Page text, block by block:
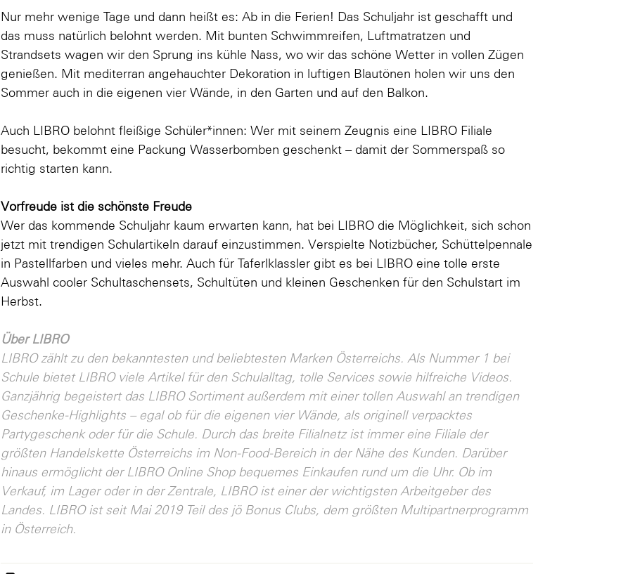
Nur mehr wenige Tage und dann heißt es: Ab in die Ferien! Das Schuljahr ist geschafft und
das muss natürlich belohnt werden. Mit bunten Schwimmreifen, Luftmatratzen und
Strandsets wagen wir den Sprung ins kühle Nass, wo wir das schöne Wetter in vollen Zügen
genießen. Mit mediterran angehauchter Dekoration in luftigen Blautönen holen wir uns den
Sommer auch in die eigenen vier Wände, in den Garten und auf den Balkon.
Auch LIBRO belohnt fleißige Schüler*innen: Wer mit seinem Zeugnis eine LIBRO Filiale
besucht, bekommt eine Packung Wasserbomben geschenkt – damit der Sommerspaß so
richtig starten kann.
Vorfreude ist die schönste Freude
Wer das kommende Schuljahr kaum erwarten kann, hat bei LIBRO die Möglichkeit, sich schon
jetzt mit trendigen Schulartikeln darauf einzustimmen. Verspielte Notizbücher, Schüttelpennale
in Pastellfarben und vieles mehr. Auch für Taferlklassler gibt es bei LIBRO eine tolle erste
Auswahl cooler Schultaschensets, Schultüten und kleinen Geschenken für den Schulstart im
Herbst.
Über LIBRO
LIBRO zählt zu den bekanntesten und beliebtesten Marken Österreichs. Als Nummer 1 bei
Schule bietet LIBRO viele Artikel für den Schulalltag, tolle Services sowie hilfreiche Videos.
Ganzjährig begeistert das LIBRO Sortiment außerdem mit einer tollen Auswahl an trendigen
Geschenke-Highlights – egal ob für die eigenen vier Wände, als originell verpacktes
Partygeschenk oder für die Schule. Durch das breite Filialnetz ist immer eine Filiale der
größten Handelskette Österreichs im Non-Food-Bereich in der Nähe des Kunden. Darüber
hinaus ermöglicht der LIBRO Online Shop bequemes Einkaufen rund um die Uhr. Ob im
Verkauf, im Lager oder in der Zentrale, LIBRO ist einer der wichtigsten Arbeitgeber des
Landes. LIBRO ist seit Mai 2019 Teil des jö Bonus Clubs, dem größten Multipartnerprogramm
in Österreich.